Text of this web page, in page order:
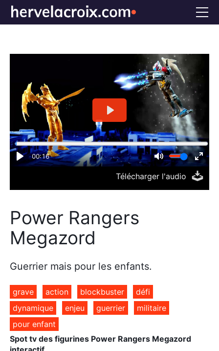
Télécharger l'audio
Power Rangers
Megazord
Guerrier mais pour les enfants.
grave action blockbuster
défi
dynamique
enjeu guerrier
militaire
pour enfant
Spot tv des figurines Power Rangers Megazord
Voix off
Références
FAQS
CONTACT